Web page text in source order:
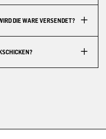
DIE WARE VERSENDET?